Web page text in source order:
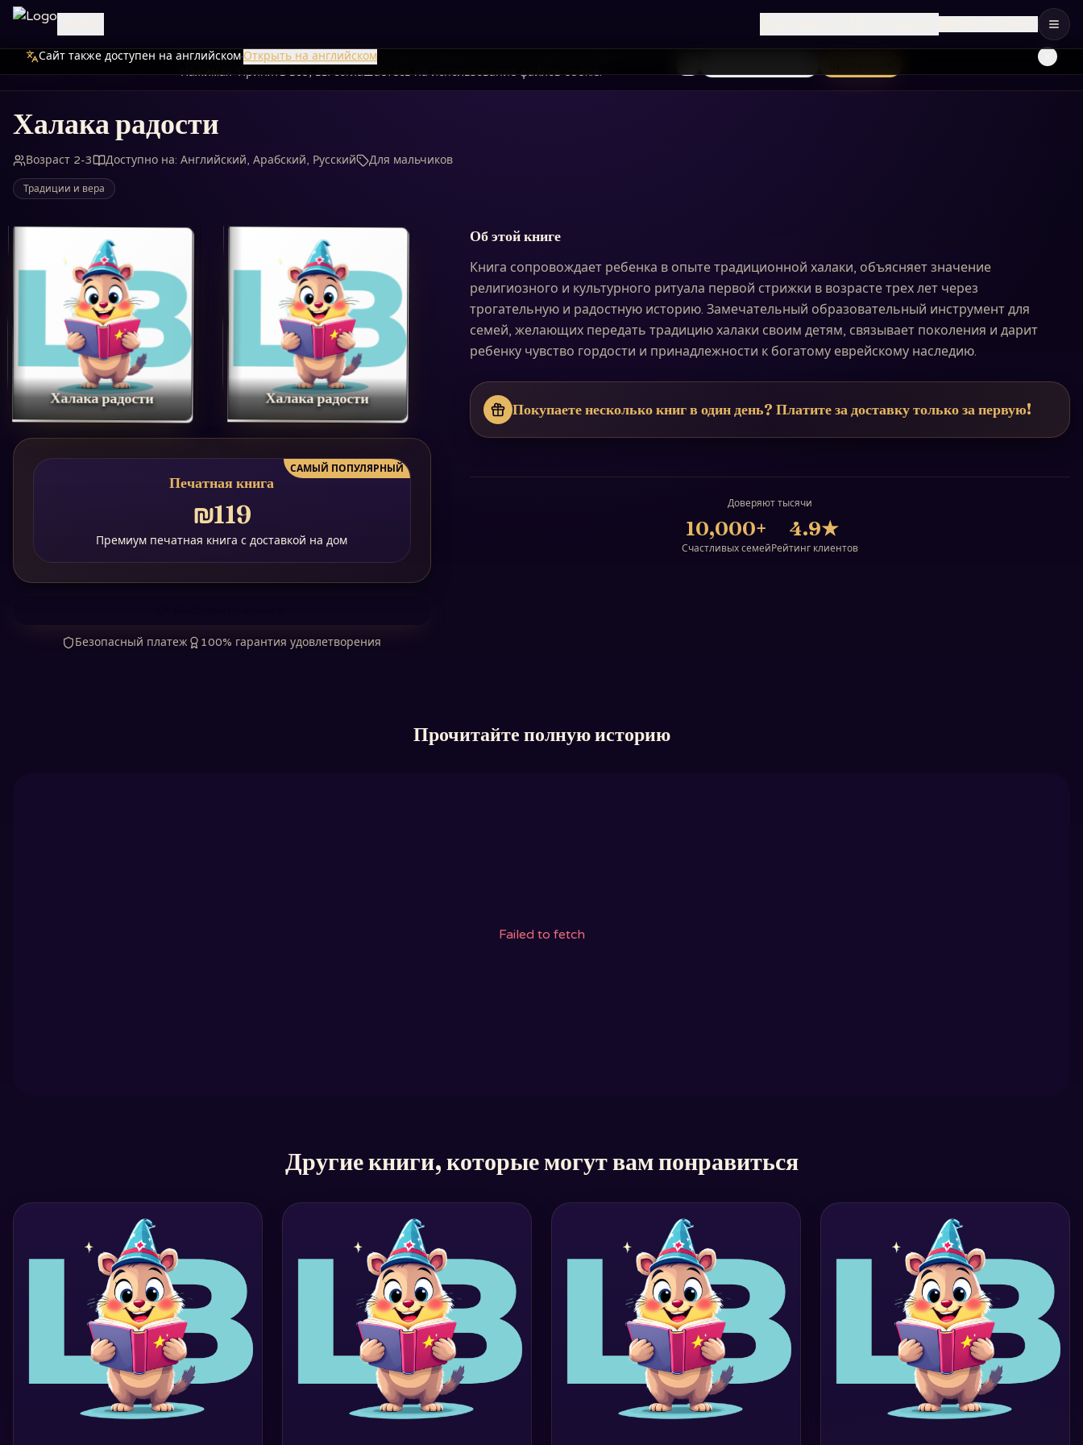
Сайт также доступен на английском·Открыть на английском
Мы используем файлы cookie для улучшения вашего опыта и анализа трафика сайта.
Нажимая 'Принять все', вы соглашаетесь на использование файлов cookie.
Главная Книги Халака радости
Халака радости
Возраст 2-3 Доступно на: Английский, Арабский, Русский Для мальчиков
Традиции и вера
Халака радости Халака радости
САМЫЙ ПОПУЛЯРНЫЙ
Печатная книга
₪119
Премиум печатная книга с доставкой на дом
Безопасный платеж 100% гарантия удовлетворения
Об этой книге
Книга сопровождает ребенка в опыте традиционной халаки, объясняет значение
религиозного и культурного ритуала первой стрижки в возрасте трех лет через
трогательную и радостную историю. Замечательный образовательный инструмент для
семей, желающих передать традицию халаки своим детям, связывает поколения и дарит
ребенку чувство гордости и принадлежности к богатому еврейскому наследию.
Покупаете несколько книг в один день? Платите за доставку только за первую!
Доверяют тысячи
10,000+
Счастливых семей
4.9★
Рейтинг клиентов
Прочитайте полную историю
Failed to fetch
Другие книги, которые могут вам понравиться